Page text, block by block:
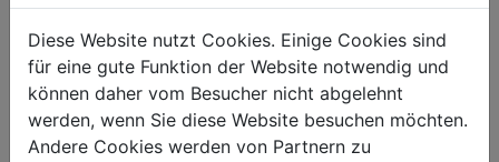
Höhe: 4,60 cm
Gewicht: 0,15 kg
Klingenlänge: 18 cm
Diese Website nutzt Cookies. Einige Cookies sind
für eine gute Funktion der Website notwendig und
können daher vom Besucher nicht abgelehnt
werden, wenn Sie diese Website besuchen möchten.
Andere Cookies werden von Partnern zu